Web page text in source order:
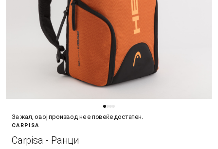
За жал, овој производ не е повеќе достапен.
CARPISA
Carpisa - Ранци